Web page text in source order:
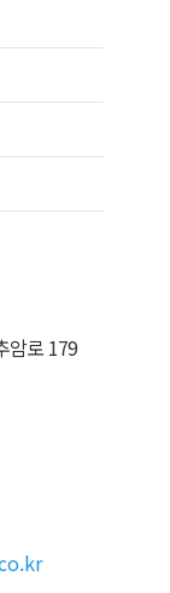
암로 179